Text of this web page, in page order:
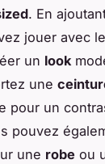
. En
jouer avec
un look
une
pour un
pouvez
une robe ou